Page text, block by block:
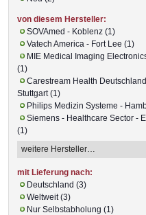
von diesem Hersteller:
SOVAmed - Koblenz (1)
Vatech America - Fort Lee (1)
MIE Medical Imaging
(1)
Carestream Health
Stuttgart (1)
Philips Medizin Systeme -
Siemens - Healthcare Sector -
(1)
mit Lieferung nach:
Deutschland (3)
Weltweit (3)
Nur Selbstabholung (1)